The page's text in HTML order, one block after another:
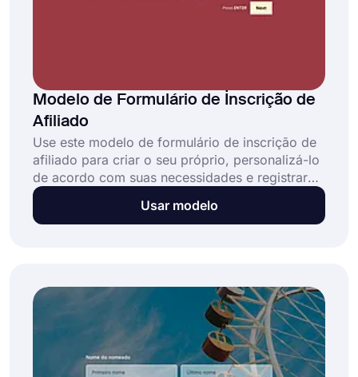
Modelo de Formulário de İnscrição de
Afiliado
Use este modelo de formulário de inscrição de
afiliado para criar o seu próprio, personalizá-lo
de acordo com suas necessidades e registrar
novos afiliados para o seu programa de
afiliados em um curto período de tempo. Você
visitantes mensais do site e muitos outros. É
totalmente gratuito e não requer nenhuma
habilidade de codificação!
Usar modelo